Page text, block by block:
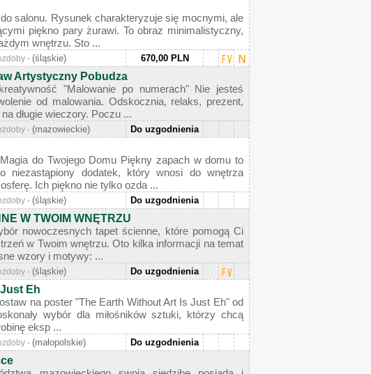
salonu. Rysunek charakteryzuje się mocnymi, ale
piękno pary żurawi. To obraz minimalistyczny,
wnętrzu. Sto ...
- (śląskie) 670,00 PLN
Artystyczny Pobudza
"Malowanie po numerach" Nie jesteś
od malowania. Odskocznia, relaks, prezent,
długie wieczory. Poczu ...
- (mazowieckie) Do uzgodnienia
do Twojego Domu Piękny zapach w domu to
niezastąpiony dodatek, który wnosi do wnętrza
Ich piękno nie tylko ozda ...
- (śląskie) Do uzgodnienia
W TWOIM WNĘTRZU
nowoczesnych tapet ścienne, które pomogą Ci
w Twoim wnętrzu. Oto kilka informacji na temat
wzory i motywy: ...
- (śląskie) Do uzgodnienia
Eh
na poster "The Earth Without Art Is Just Eh" od
wybór dla miłośników sztuki, którzy chcą
eksp ...
- (małopolskie) Do uzgodnienia